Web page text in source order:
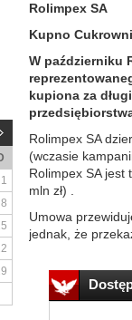
Rolimpex SA
Kupno
W październiku
kupiona za
Rolimpex SA
(wczasie
Rolimpex SA jest
mln zł) .
Umowa
jednak, że
1
8